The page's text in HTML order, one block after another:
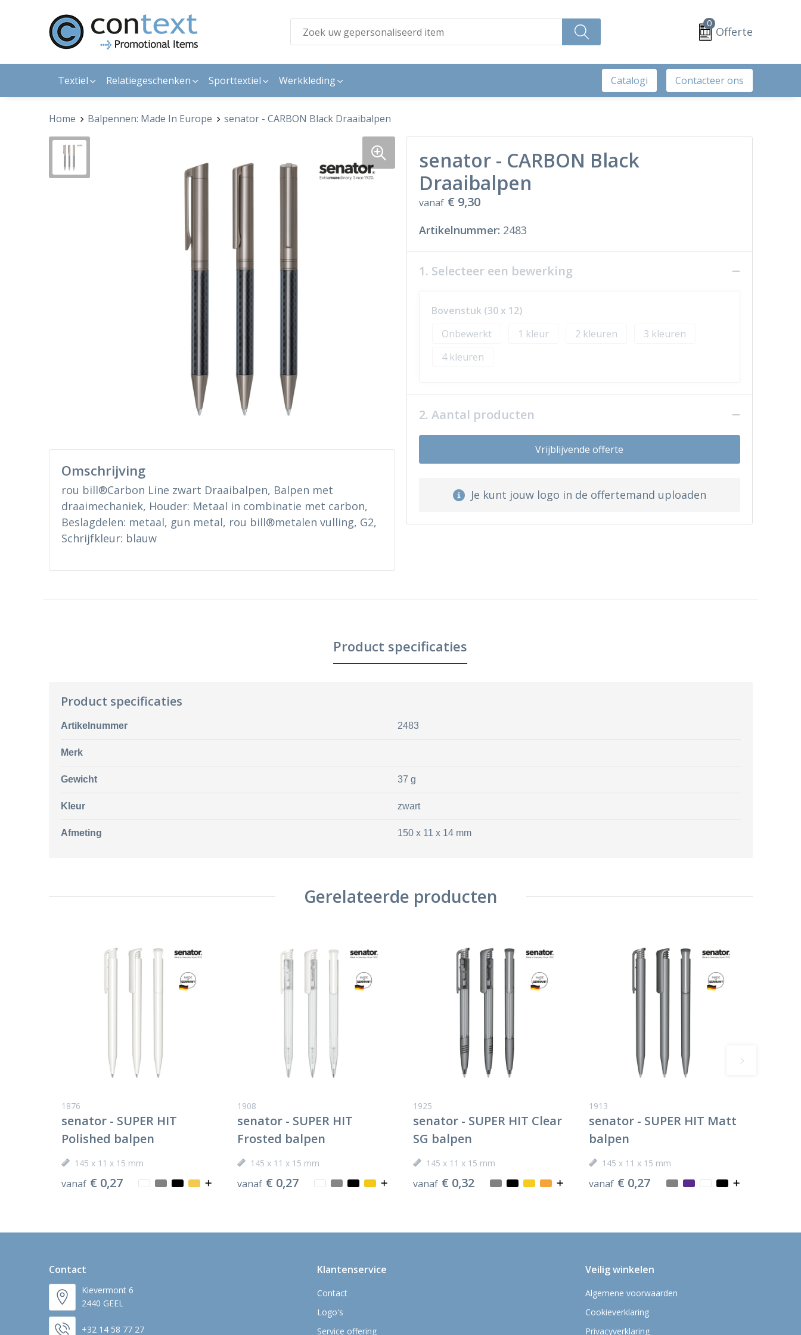
0
Offerte
Textiel Relatiegeschenken Sporttextiel Werkkleding Catalogi Contacteer ons
Home Balpennen: Made In Europe senator - CARBON Black Draaibalpen
Omschrijving
rou bill®Carbon Line zwart Draaibalpen, Balpen met
draaimechaniek, Houder: Metaal in combinatie met carbon,
Beslagdelen: metaal, gun metal, rou bill®metalen vulling, G2,
Schrijfkleur: blauw
senator - CARBON Black
Draaibalpen
vanaf € 9,30
Artikelnummer: 2483
1. Selecteer een bewerking
Bovenstuk (30 x 12)
Onbewerkt
1 2
3
4
2. Aantal producten
Vrijblijvende offerte
Je kunt jouw logo in de offertemand uploaden
Product specificaties
Product specificaties
Artikelnummer 2483
Merk
Gewicht 37 g
Kleur zwart
Afmeting 150 x 11 x 14 mm
Gerelateerde producten
1876
senator - SUPER HIT
Polished balpen
145 x 11 x 15 mm
vanaf € 0,27
1908
senator - SUPER HIT
Frosted balpen
145 x 11 x 15 mm
vanaf € 0,27
1925
senator - SUPER HIT Clear
SG balpen
145 x 11 x 15 mm
vanaf € 0,32
1913
senator - SUPER HIT Matt
balpen
145 x 11 x 15 mm
vanaf € 0,27
Contact
Kievermont 6
2440 GEEL
+32 14 58 77 27
Klantenservice
Contact
Logo's
Service offering
Veilig winkelen
Algemene voorwaarden
Cookieverklaring
Privacyverklaring